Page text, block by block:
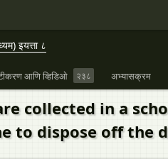
इयत्ता ८
आणि व्हिडिओ २३८ अभ्यासक्रम
collected in a
to dispose off the